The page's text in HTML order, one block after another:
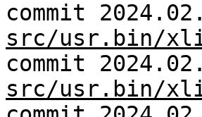
commit
src/usr.bin/
commit
src/usr.bin/